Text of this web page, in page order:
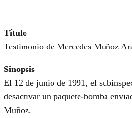
Título
Testimonio de Mercedes Muñoz
Sinopsis
El 12 de junio de 1991, el
desactivar un paquete-bomba
Muñoz.